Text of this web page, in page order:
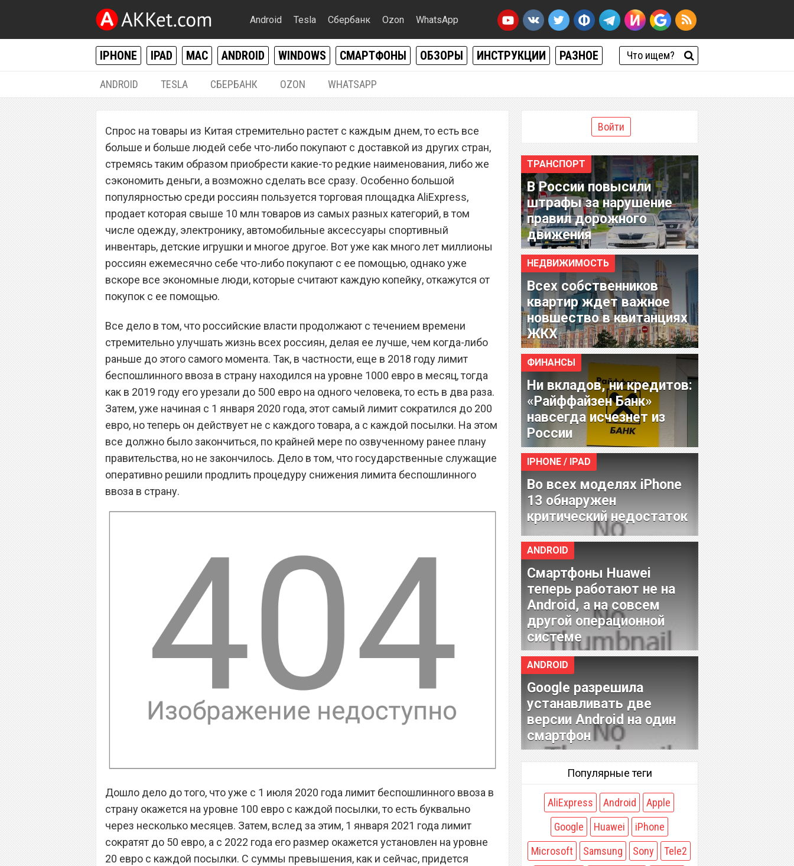
Android Tesla Сбербанк Ozon WhatsApp
IPHONE IPAD MAC ANDROID WINDOWS СМАРТФОНЫ ОБЗОРЫ ИНСТРУКЦИИ РАЗНОЕ
ANDROID TESLA СБЕРБАНК OZON WHATSAPP
Из-за этого все откажутся от покупок на
AliExpress
Спрос на товары из Китая стремительно растет с каждым днем, то есть все
больше и больше людей себе что-либо покупают с доставкой из других стран,
стремясь таким образом приобрести какие-то редкие наименования, либо же
сэкономить деньги, а возможно сделать все сразу. Особенно большой
популярностью среди россиян пользуется торговая площадка AliExpress,
продает которая свыше 10 млн товаров из самых разных категорий, в том
числе одежду, электронику, автомобильные аксессуары спортивный
инвентарь, детские игрушки и многое другое. Вот уже как много лет миллионы
россиян ежемесячно себе что-либо покупают с ее помощью, однако уже
вскоре все экономные люди, которые считают каждую копейку, откажутся от
покупок с ее помощью.
Все дело в том, что российские власти продолжают с течением времени
стремительно улучшать жизнь всех россиян, делая ее лучше, чем когда-либо
раньше до этого самого момента. Так, в частности, еще в 2018 году лимит
беспошлинного ввоза в страну находился на уровне 1000 евро в месяц, тогда
как в 2019 году его урезали до 500 евро на одного человека, то есть в два раза.
Затем, уже начиная с 1 января 2020 года, этот самый лимит сократился до 200
евро, но теперь он действует не с каждого товара, а с каждой посылки. На этом
все должно было закончиться, по крайней мере по озвученному ранее плану
правительства, но не закончилось. Дело в том, что государственные служащие
оперативно решили продлить процедуру снижения лимита беспошлинного
ввоза в страну.
Дошло дело до того, что уже с 1 июля 2020 года лимит беспошлинного ввоза в
страну окажется на уровне 100 евро с каждой посылки, то есть буквально
через несколько месяцев. Затем, вслед за этим, 1 января 2021 года лимит
сократят до 50 евро, а с 2022 года его размер окажется установлен на уровне
20 евро с каждой посылки. С суммы превышения, как и сейчас, придется
Войти
ТРАНСПОРТ
В России повысили
штрафы за нарушение
правил дорожного
движения
НЕДВИЖИМОСТЬ
Всех собственников
квартир ждет важное
новшество в квитанциях
ЖКХ
ФИНАНСЫ
Ни вкладов, ни кредитов:
«Райффайзен Банк»
навсегда исчезнет из
России
IPHONE / IPAD
Во всех моделях iPhone
13 обнаружен
критический недостаток
ANDROID
Смартфоны Huawei
теперь работают не на
Android, а на совсем
другой операционной
системе
ANDROID
Google разрешила
устанавливать две
версии Android на один
смартфон
Популярные теги
AliExpress Android
Apple
Google
Huawei
iPhone
Microsoft
Samsung Sony
Tele2